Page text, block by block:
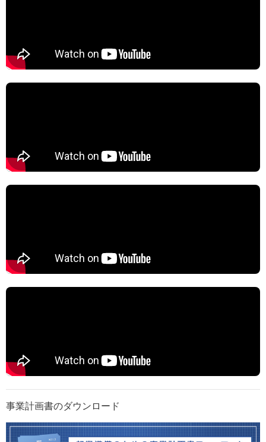
事業計画書のダウンロード